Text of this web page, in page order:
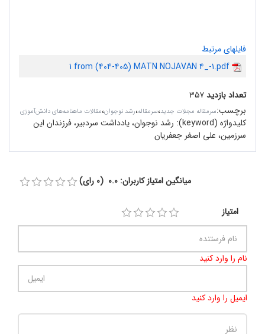
فایلهای مرتبط
1 from (404-405) MATN NOJAVAN 4_-1.pdf
تعداد بازدید۳۵۷
برچسب:سرمقاله مجلات جدید،سرمقاله،رشد نوجوان،مقالات ماهنامه‌های دانش‌آموزی
کلیدواژه (keyword):
رشد نوجوان، یادداشت سردبیر، فرزندان این
سرزمین، علی اصغر جعفریان
میانگین امتیاز کاربران: 0.0 (0 رای)
امتیاز
نام را وارد کنید
ایمیل را وارد کنید